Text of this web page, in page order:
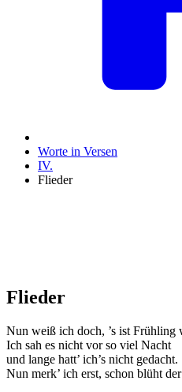
Worte in Versen
IV.
Flieder
Flieder
Nun weiß ich doch, ’s ist Frühling
Ich sah es nicht vor so viel Nacht
und lange hatt’ ich’s nicht gedacht.
Nun merk’ ich erst, schon blüht